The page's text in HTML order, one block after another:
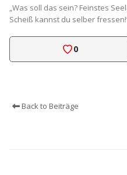
„Was soll das sein? Feinstes
Scheiß kannst du selber
0
Back to Beiträge